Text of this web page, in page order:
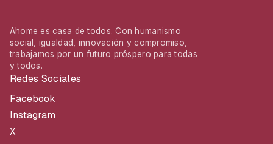
Ahome es casa de todos. Con humanismo
social, igualdad, innovación y compromiso,
trabajamos por un futuro próspero para todas
y todos.
Redes Sociales
Facebook
Instagram
X